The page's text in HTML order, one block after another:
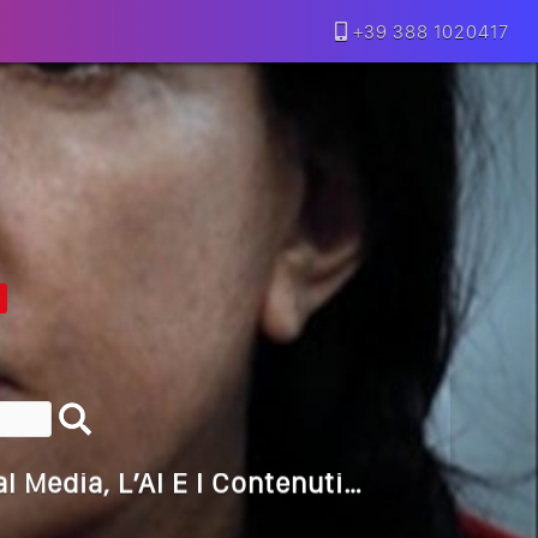
+39 388 1020417
Motivazione…
Franzese
Davvero
Vecchia SEO
Predittivi
L’AI E I Contenuti…
Solo Rumore…